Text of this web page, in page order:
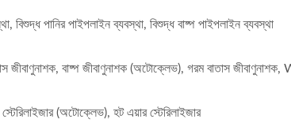
বিশুদ্ধ পানির পাইপলাইন ব্যবস্থা, বিশুদ্ধ বাষ্প পাইপলাইন ব্যবস্থা
জীবাণুনাশক, বাষ্প জীবাণুনাশক (অটোক্লেভ), গরম বাতাস
(অটোক্লেভ), হট এয়ার স্টেরিলাইজার